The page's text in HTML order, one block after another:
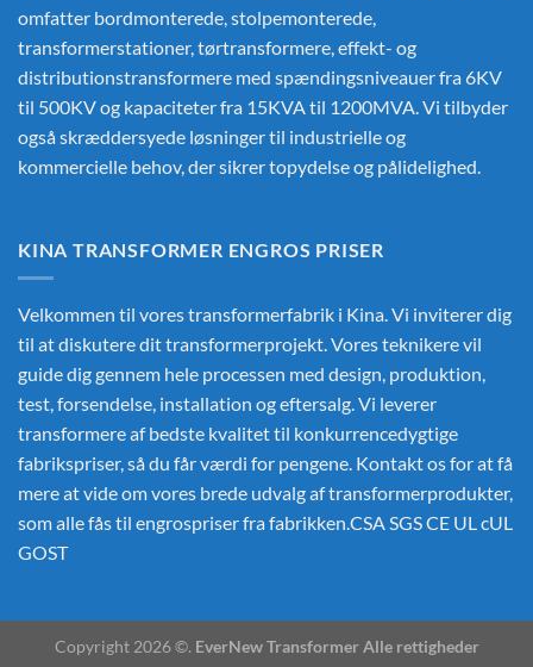
omfatter bordmonterede, stolpemonterede,
transformerstationer, tørtransformere, effekt- og
distributionstransformere med spændingsniveauer fra 6KV
til 500KV og kapaciteter fra 15KVA til 1200MVA. Vi tilbyder
også skræddersyede løsninger til industrielle og
kommercielle behov, der sikrer topydelse og pålidelighed.
KINA TRANSFORMER ENGROS PRISER
Velkommen til vores transformerfabrik i Kina. Vi inviterer dig
til at diskutere dit transformerprojekt. Vores teknikere vil
guide dig gennem hele processen med design, produktion,
test, forsendelse, installation og eftersalg. Vi leverer
transformere af bedste kvalitet til konkurrencedygtige
fabrikspriser, så du får værdi for pengene. Kontakt os for at få
mere at vide om vores brede udvalg af transformerprodukter,
som alle fås til engrospriser fra fabrikken.CSA SGS CE UL cUL
GOST
Copyright 2026 ©. EverNew Transformer Alle rettigheder